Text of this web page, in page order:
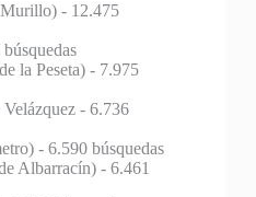
- 12.475
la Peseta)- 7.975
- 6.736
- 6.590 búsquedas
Albarracín)- 6.461